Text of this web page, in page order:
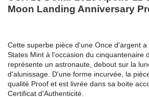
Moon Landing Anniversary
Cette superbe pièce d'une Once d'argent
States Mint à l'occasion du cinquantenaire
représente un astronaute, debout sur la
d'alunissage. D'une forme incurvée, la
qualité Proof et est livrée dans sa boite
Certificat d'Authenticité.